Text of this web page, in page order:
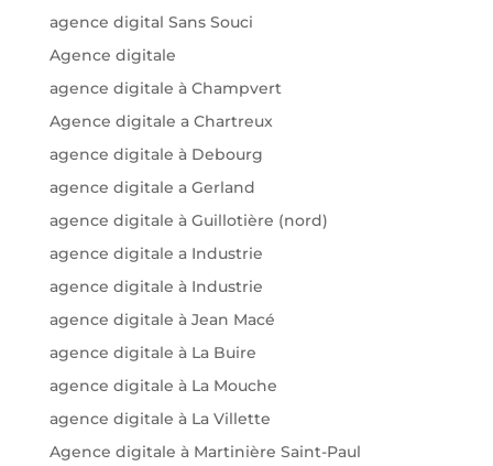
agence digital Sans Souci
Agence digitale
agence digitale à Champvert
Agence digitale a Chartreux
agence digitale à Debourg
agence digitale a Gerland
agence digitale à Guillotière (nord)
agence digitale a Industrie
agence digitale à Industrie
agence digitale à Jean Macé
agence digitale à La Buire
agence digitale à La Mouche
agence digitale à La Villette
Agence digitale à Martinière Saint-Paul